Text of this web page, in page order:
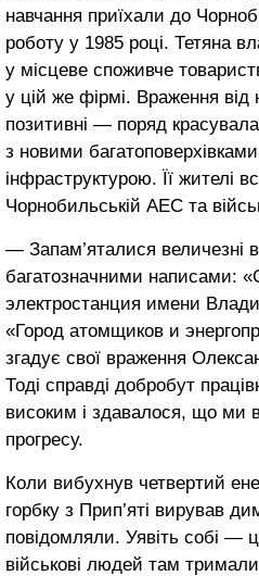
навчання приїхали до
роботу у 1985 році. Тетяна
у місцеве споживче
у цій же фірмі. Враження від
позитивні — поряд
з новими
інфраструктурою. Її жителі
Чорнобильській АЕС та
— Запам’яталися величезні
багатозначними написами:
электростанция имени
«Город атомщиков и
згадує свої враження
Тоді справді добробут
високим і здавалося, що ми
прогресу.
Коли вибухнув четвертий
горбку з Прип’яті вирував
повідомляли. Уявіть собі —
військові людей там тримали